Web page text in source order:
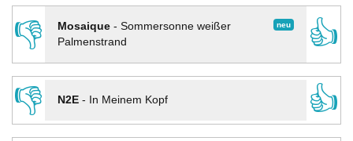
👎
neu
Mosaique- Sommersonne weißer
Palmenstrand
👍
👎
N2E- In Meinem Kopf
👍